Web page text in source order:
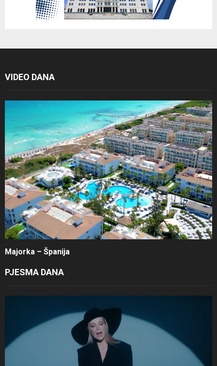
VIDEO DANA
Majorka – Španija
PJESMA DANA